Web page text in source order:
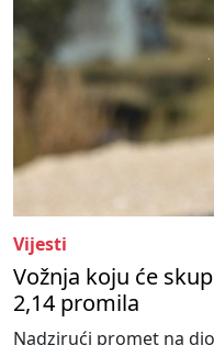
Vijesti
Vožnja koju će
2,14 promila
Nadzirući promet na